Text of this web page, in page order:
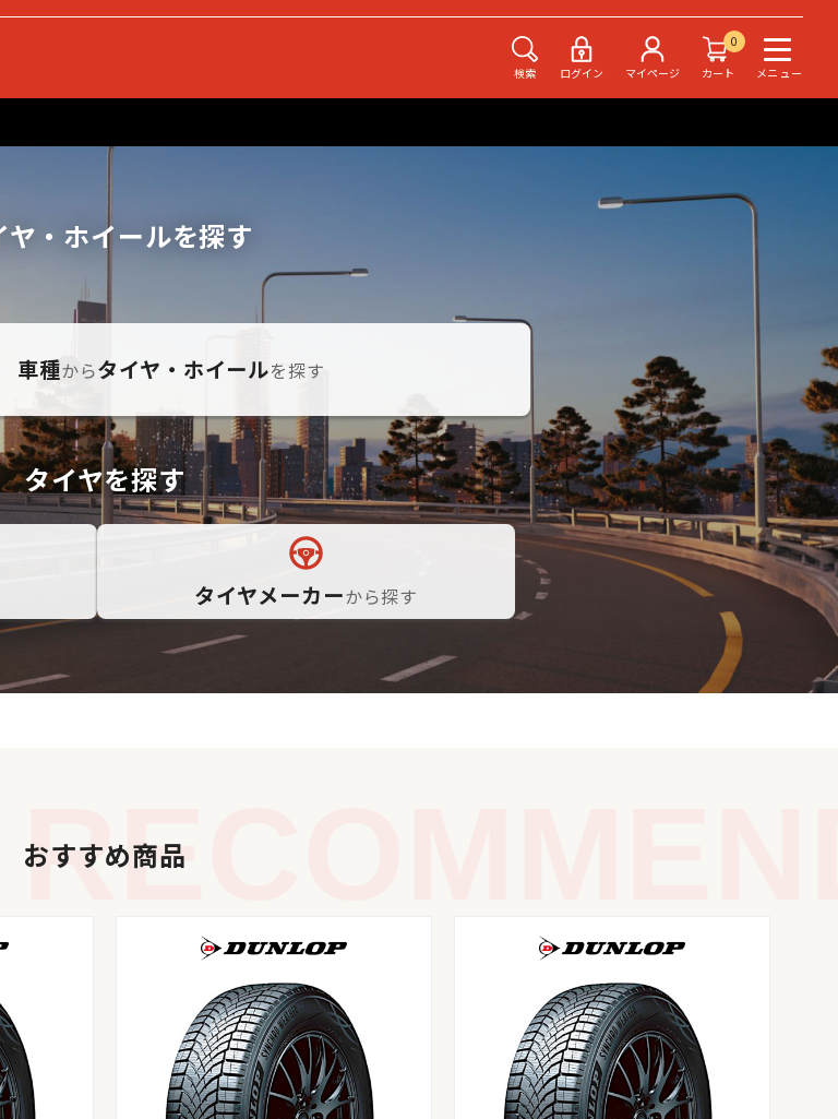
検索 ログイン マイページ
0
カート
メニュー
ヤ・ホイールを探す
車種からタイヤ・ホイールを探す
タイヤを探す
タイヤメーカーから探す
おすすめ商品